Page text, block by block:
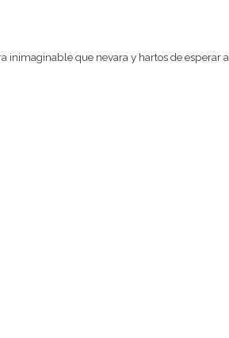
que nevara y hartos de esperar